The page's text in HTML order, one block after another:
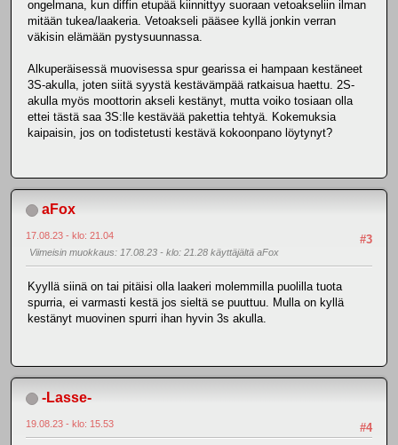
ongelmana, kun diffin etupää kiinnittyy suoraan vetoakseliin ilman
mitään tukea/laakeria. Vetoakseli pääsee kyllä jonkin verran
väkisin elämään pystysuunnassa.
Alkuperäisessä muovisessa spur gearissa ei hampaan kestäneet
3S-akulla, joten siitä syystä kestävämpää ratkaisua haettu. 2S-
akulla myös moottorin akseli kestänyt, mutta voiko tosiaan olla
ettei tästä saa 3S:lle kestävää pakettia tehtyä. Kokemuksia
kaipaisin, jos on todistetusti kestävä kokoonpano löytynyt?
aFox
#3
17.08.23 - klo: 21.04
Viimeisin muokkaus: 17.08.23 - klo: 21.28 käyttäjältä aFox
Kyyllä siinä on tai pitäisi olla laakeri molemmilla puolilla tuota
spurria, ei varmasti kestä jos sieltä se puuttuu. Mulla on kyllä
kestänyt muovinen spurri ihan hyvin 3s akulla.
-Lasse-
#4
19.08.23 - klo: 15.53